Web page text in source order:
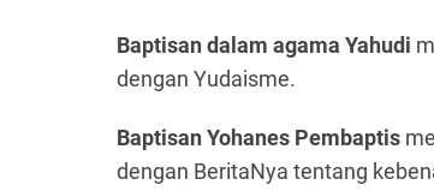
Baptisan dalam agama Yahudi
dengan Yudaisme.
Baptisan Yohanes Pembaptis
dengan BeritaNya tentang